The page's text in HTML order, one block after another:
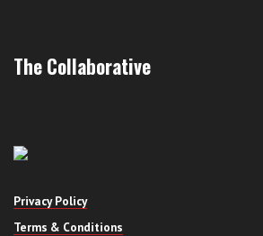
The Collaborative
Privacy Policy
Terms & Conditions